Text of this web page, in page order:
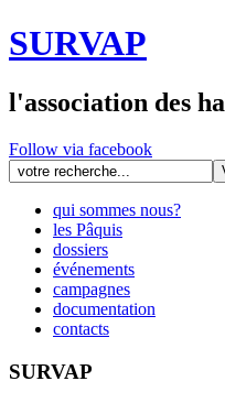
SURVAP
l'association des
Follow via facebook
qui sommes nous?
les Pâquis
dossiers
événements
campagnes
documentation
contacts
SURVAP